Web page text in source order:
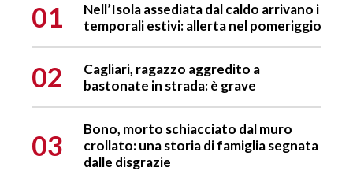
01
Nell’Isola assediata dal caldo arrivano i
temporali estivi: allerta nel pomeriggio
02
Cagliari, ragazzo aggredito a
bastonate in strada: è grave
03
Bono, morto schiacciato dal muro
crollato: una storia di famiglia segnata
dalle disgrazie